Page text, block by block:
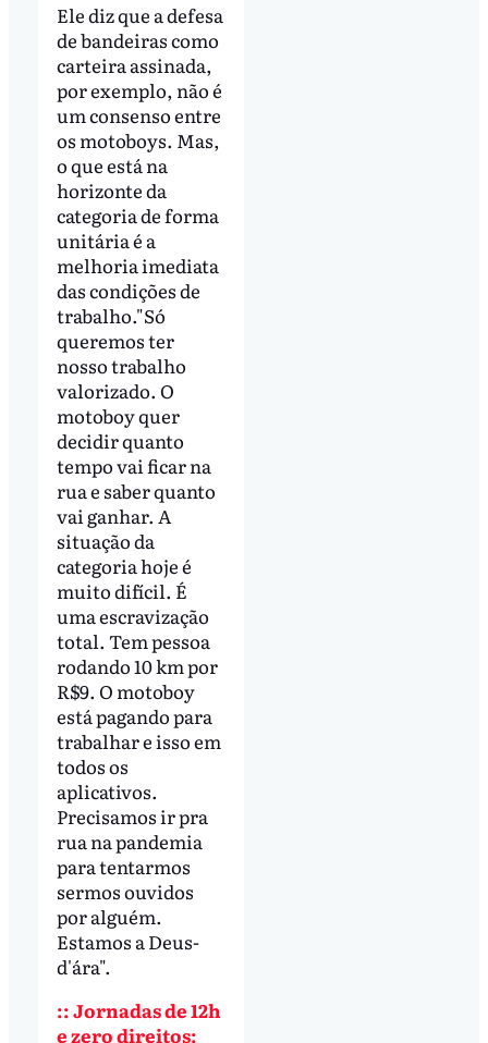
Ele diz que a defesa
de bandeiras como
carteira assinada,
por exemplo, não é
um consenso entre
os motoboys. Mas,
o que está na
horizonte da
categoria de forma
unitária é a
melhoria imediata
das condições de
trabalho."Só
queremos ter
nosso trabalho
valorizado. O
motoboy quer
decidir quanto
tempo vai ficar na
rua e saber quanto
vai ganhar. A
situação da
categoria hoje é
muito difícil. É
uma escravização
total. Tem pessoa
rodando 10 km por
R$9. O motoboy
está pagando para
trabalhar e isso em
todos os
aplicativos.
Precisamos ir pra
rua na pandemia
para tentarmos
sermos ouvidos
por alguém.
Estamos a Deus-
d'ára".
:: Jornadas de 12h
e zero direitos: